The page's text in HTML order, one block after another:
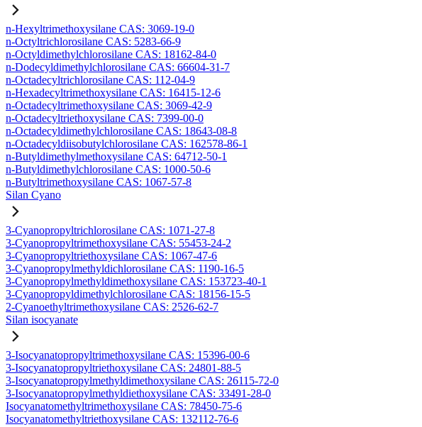
n-Hexyltrimethoxysilane CAS: 3069-19-0
n-Octyltrichlorosilane CAS: 5283-66-9
n-Octyldimethylchlorosilane CAS: 18162-84-0
n-Dodecyldimethylchlorosilane CAS: 66604-31-7
n-Octadecyltrichlorosilane CAS: 112-04-9
n-Hexadecyltrimethoxysilane CAS: 16415-12-6
n-Octadecyltrimethoxysilane CAS: 3069-42-9
n-Octadecyltriethoxysilane CAS: 7399-00-0
n-Octadecyldimethylchlorosilane CAS: 18643-08-8
n-Octadecyldiisobutylchlorosilane CAS: 162578-86-1
n-Butyldimethylmethoxysilane CAS: 64712-50-1
n-Butyldimethylchlorosilane CAS: 1000-50-6
n-Butyltrimethoxysilane CAS: 1067-57-8
Silan Cyano
3-Cyanopropyltrichlorosilane CAS: 1071-27-8
3-Cyanopropyltrimethoxysilane CAS: 55453-24-2
3-Cyanopropyltriethoxysilane CAS: 1067-47-6
3-Cyanopropylmethyldichlorosilane CAS: 1190-16-5
3-Cyanopropylmethyldimethoxysilane CAS: 153723-40-1
3-Cyanopropyldimethylchlorosilane CAS: 18156-15-5
2-Cyanoethyltrimethoxysilane CAS: 2526-62-7
Silan isocyanate
3-Isocyanatopropyltrimethoxysilane CAS: 15396-00-6
3-Isocyanatopropyltriethoxysilane CAS: 24801-88-5
3-Isocyanatopropylmethyldimethoxysilane CAS: 26115-72-0
3-Isocyanatopropylmethyldiethoxysilane CAS: 33491-28-0
Isocyanatomethyltrimethoxysilane CAS: 78450-75-6
Isocyanatomethyltriethoxysilane CAS: 132112-76-6